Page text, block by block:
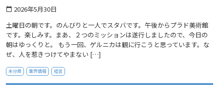
calendar_today 2026年5月30日
土曜日の朝です。のんびりと一人でスタバです。午後からプラド美術館
です。楽しみす。まあ、２つのミッションは遂行しましたので、今日の
朝はゆっくりと。 もう一回、ゲルニカは観に行こうと思っています。な
ぜ、人を惹きつけてやまない […]
未分類 業界情報 経営